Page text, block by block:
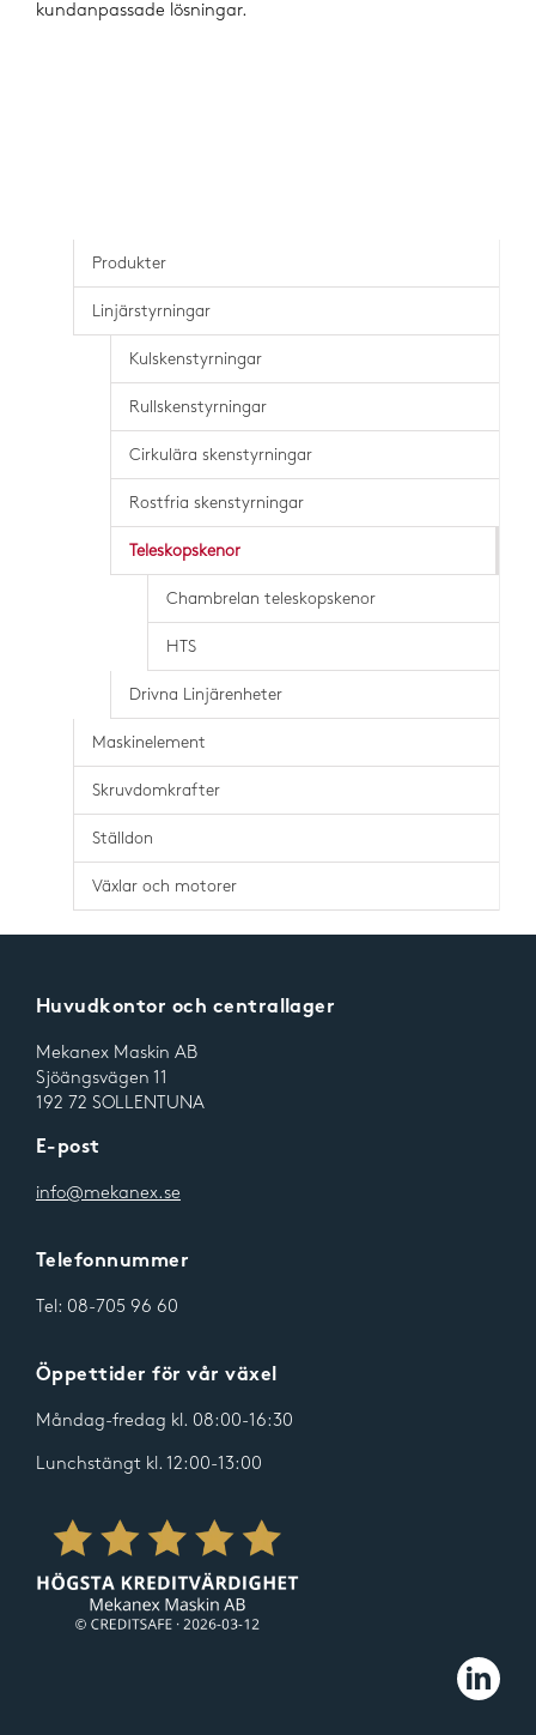
kundanpassade lösningar.
Produkter
Linjärstyrningar
Kulskenstyrningar
Rullskenstyrningar
Cirkulära skenstyrningar
Rostfria skenstyrningar
Teleskopskenor
Chambrelan teleskopskenor
HTS
Drivna Linjärenheter
Maskinelement
Skruvdomkrafter
Ställdon
Växlar och motorer
Huvudkontor och centrallager
Mekanex Maskin AB
Sjöängsvägen 11
192 72 SOLLENTUNA
E-post
info@mekanex.se
Telefonnummer
Tel: 08-705 96 60
Öppettider för vår växel
Måndag-fredag kl. 08:00-16:30
Lunchstängt kl. 12:00-13:00